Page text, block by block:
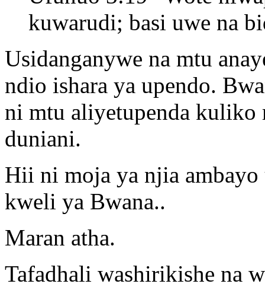
kuwarudi; basi uwe na
Usidanganywe na mtu
ndio ishara ya upendo.
ni mtu aliyetupenda kuliko
duniani.
Hii ni moja ya njia ambayo
kweli ya Bwana..
Maran atha.
Tafadhali washirikishe na